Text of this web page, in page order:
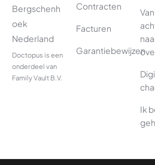
Bergschenh
oek
Nederland
Doctopus is een
onderdeel van
Family Vault B.V.
Contracten
Facturen
Garantiebewijzen
Van
Ik